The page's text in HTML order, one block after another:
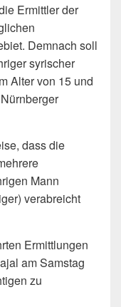
Ermittler der
Demnach soll
syrischer
Alter von 15 und
dass die
Mann
verabreicht
Ermittlungen
am Samstag
zu